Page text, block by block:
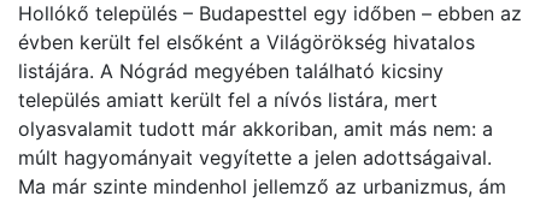
Hollókő település – Budapesttel egy időben – ebben az
évben került fel elsőként a Világörökség hivatalos
listájára. A Nógrád megyében található kicsiny
település amiatt került fel a nívós listára, mert
olyasvalamit tudott már akkoriban, amit más nem: a
múlt hagyományait vegyítette a jelen adottságaival.
Ma már szinte mindenhol jellemző az urbanizmus, ám